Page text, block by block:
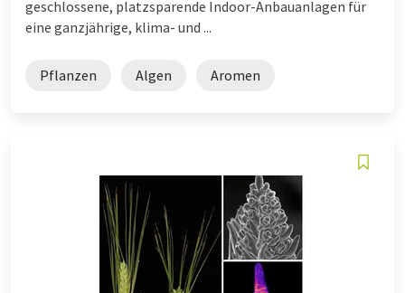
geschlossene, platzsparende Indoor-Anbauanlagen für
eine ganzjährige, klima- und ...
Pflanzen Algen Aromen